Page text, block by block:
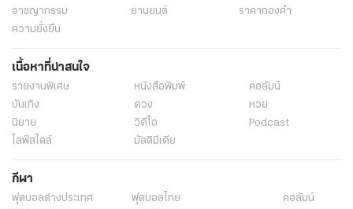
อาชญากรรม
ยานยนต์
ราคาทองคำ
ความยั่งยืน
เนื้อหาที่น่าสนใจ
รายงานพิเศษ หนังสือพิมพ์
คอลัมน์
บันเทิง
ดวง
หวย
นิยาย
วิดีโอ
Podcast
ไลฟ์สไตล์
มัลติมีเดีย
กีฬา
ฟุตบอลต่่างประเทศ ฟุตบอลไทย
คอลัมน์